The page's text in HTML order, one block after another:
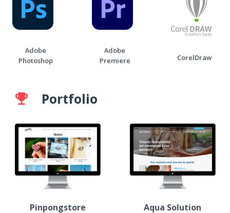
Adobe
Photoshop
Adobe
Premiere
CorelDraw
emoji_events Portfolio
Pinpongstore Aqua Solution